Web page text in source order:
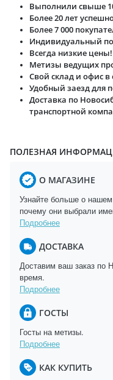
Выполнили свыше
Более 20 лет
Более 7 000
Индивидуальный
Всегда низкие цены!
Метизы ведущих
Свой склад и офис в
Удобный заезд для
Доставка по
транспортной
ПОЛЕЗНАЯ
О МАГАЗИНЕ
Узнайте больше о
почему они выбрали
Подробнее
ДОСТАВКА
Доставим ваш заказ по
время.
Подробнее
ГОСТЫ
Госты на метизы.
Подробнее
КАК КУПИТЬ